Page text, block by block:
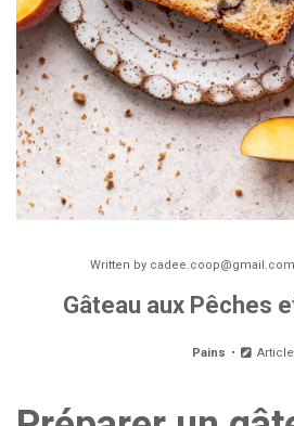
Written by cadee.coop@gmail.com
Gâteau aux Pêches
Pains Article